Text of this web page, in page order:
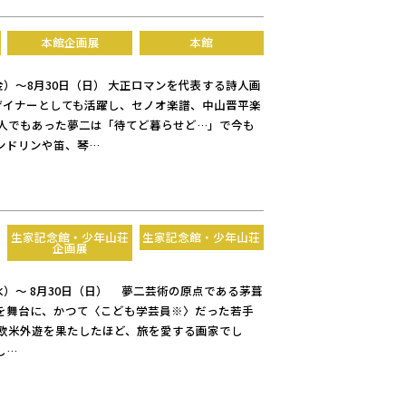
本館
本館企画展
～8月30日（日） 大正ロマンを代表する詩人画
ナーとしても活躍し、セノオ楽譜、中山晋平楽
でもあった夢二は「待てど暮らせど…」で今も
ドリンや笛、琴…
生家記念館・少年山荘
生家記念館・少年山荘
企画展
～ 8月30日（日） 夢二芸術の原点である茅葺
舞台に、かつて〈こども学芸員※〉だった若手
外遊を果たしたほど、旅を愛する画家でし
…